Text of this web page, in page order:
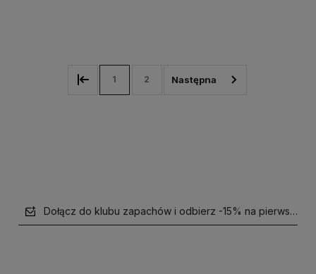
1 2
Dołącz do klubu zapachów i odbierz -15% na pierwsze